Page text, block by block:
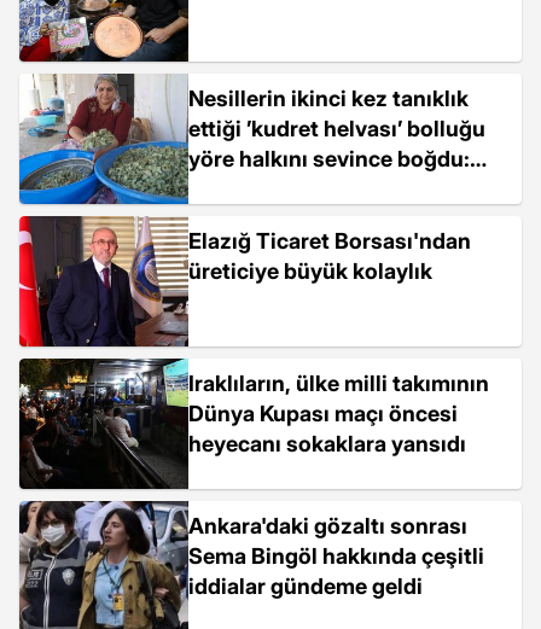
Nesillerin ikinci kez tanıklık
ettiği ’kudret helvası’ bolluğu
yöre halkını sevince boğdu:
hazinesi"
Elazığ Ticaret Borsası'ndan
üreticiye büyük kolaylık
Iraklıların, ülke milli takımının
Dünya Kupası maçı öncesi
heyecanı sokaklara yansıdı
Ankara'daki gözaltı sonrası
Sema Bingöl hakkında çeşitli
iddialar gündeme geldi